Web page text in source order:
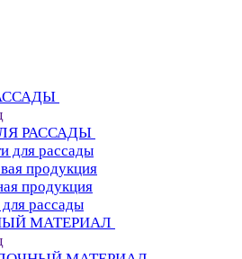
РАССАДЫ
для рассады
продукция
продукция
рассады
МАТЕРИАЛ